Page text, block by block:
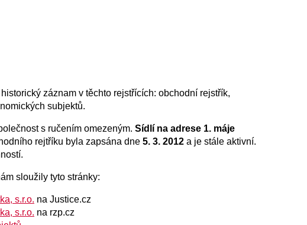
záznam v těchto rejstřících: obchodní rejstřík,
subjektů.
s ručením omezeným. Sídlí na adrese 1. máje
rejtříku byla zapsána dne 5. 3. 2012 a je stále aktivní.
sloužily tyto stránky:
s.r.o. na Justice.cz
s.r.o. na rzp.cz